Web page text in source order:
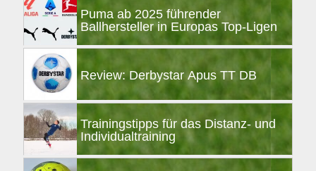
Puma ab 2025 führender
Ballhersteller in Europas Top-Ligen
Review: Derbystar Apus TT DB
Trainingstipps für das Distanz- und
Individualtraining